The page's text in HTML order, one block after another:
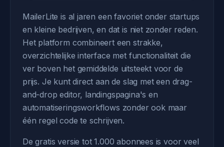
MailerLite is al jaren een favoriet onder startups
en kleine bedrijven, en dat is niet zonder reden.
Het platform combineert een strakke,
overzichtelijke interface met functionaliteit die
ver boven het gemiddelde uitsteekt voor de
prijs. Je kunt direct aan de slag met een drag-
and-drop editor, landingspagina's en
automatiseringsworkflows zonder ook maar
één regel code te schrijven.
De gratis versie tot 1.000 abonnees is voor veel